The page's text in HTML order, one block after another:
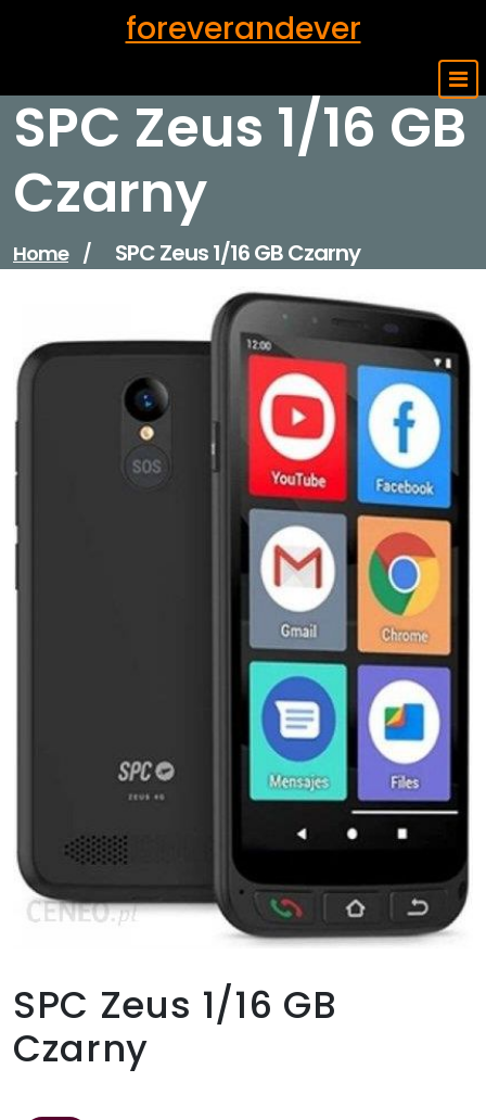
foreverandever
SPC Zeus 1/16 GB
Czarny
Home / SPC Zeus 1/16 GB Czarny
SPC Zeus 1/16 GB
Czarny